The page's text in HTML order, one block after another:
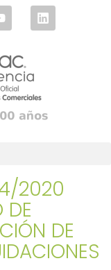
2020
DE
DE